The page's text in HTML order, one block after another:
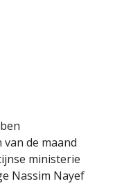
de maand
ministerie
Nassim Nayef